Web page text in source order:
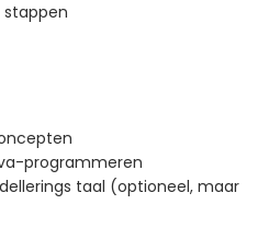
programmeren
taal (optioneel, maar